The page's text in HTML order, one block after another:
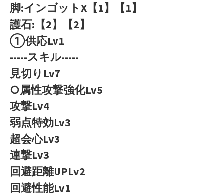
脚:インゴットX【1】【1】
護石:【2】【2】
①供応Lv1
-----スキル-----
見切りLv7
○属性攻撃強化Lv5
攻撃Lv4
弱点特効Lv3
超会心Lv3
連撃Lv3
回避距離UPLv2
回避性能Lv1